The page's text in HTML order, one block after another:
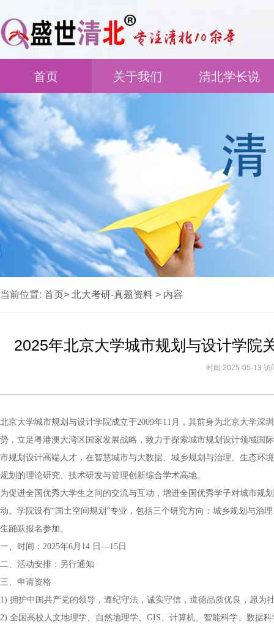
首页 关于我们 清北学长说
当前位置: 首页> 北大考研-真题资料 > 内容
2025年北京大学城市规划与设计学院
时间:2025-05-13 访
北京大学城市规划与设计学院成立于2009年11月，其前身为北京大学
势，立足粤港澳大湾区国家发展战略，致力于探索城市规划设计领域国
市规划设计高端人才，在智慧城市与大数据、城乡规划与治理、生态环
规划的理论研究、技术研发与管理创新综合学术高地。
为促进全国优秀大学生之间的交流与互动，增进全国优秀学子对城市规
动。学院设有“国土空间规划”专业，包括三个研究方向：城乡规划与治
生踊跃报名参加。
一、时间：2025年6月14 日—15日
二、活动安排：另行通知
三、申请资格
1) 拥护中国共产党的领导，遵纪守法，诚实守信，道德品质优良，愿为
2) 全国高校人文地理学、自然地理学、GIS、计算机、智能科学、数据